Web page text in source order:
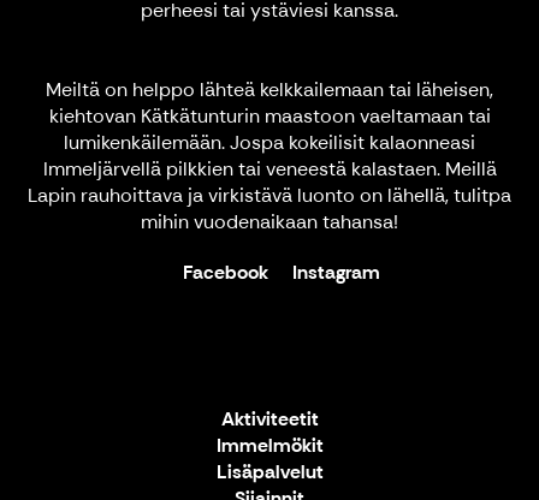
perheesi tai ystäviesi kanssa.
Meiltä on helppo lähteä kelkkailemaan tai läheisen,
kiehtovan Kätkätunturin maastoon vaeltamaan tai
lumikenkäilemään. Jospa kokeilisit kalaonneasi
Immeljärvellä pilkkien tai veneestä kalastaen. Meillä
Lapin rauhoittava ja virkistävä luonto on lähellä, tulitpa
mihin vuodenaikaan tahansa!
Facebook
Instagram
Aktiviteetit
Immelmökit
Lisäpalvelut